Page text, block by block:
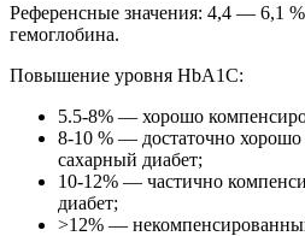
Референсные значения: 4,4 — 6,1
гемоглобина.
Повышение уровня HbA1С:
5.5-8% — хорошо
8-10 % — достаточно
сахарный диабет;
10-12% — частично
диабет;
>12% —